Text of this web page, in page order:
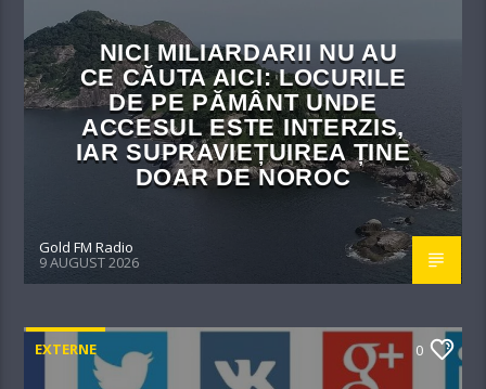
NICI MILIARDARII NU AU
CE CĂUTA AICI: LOCURILE
DE PE PĂMÂNT UNDE
ACCESUL ESTE INTERZIS,
IAR SUPRAVIEȚUIREA ȚINE
DOAR DE NOROC
Gold FM Radio
9 AUGUST 2026
EXTERNE 0